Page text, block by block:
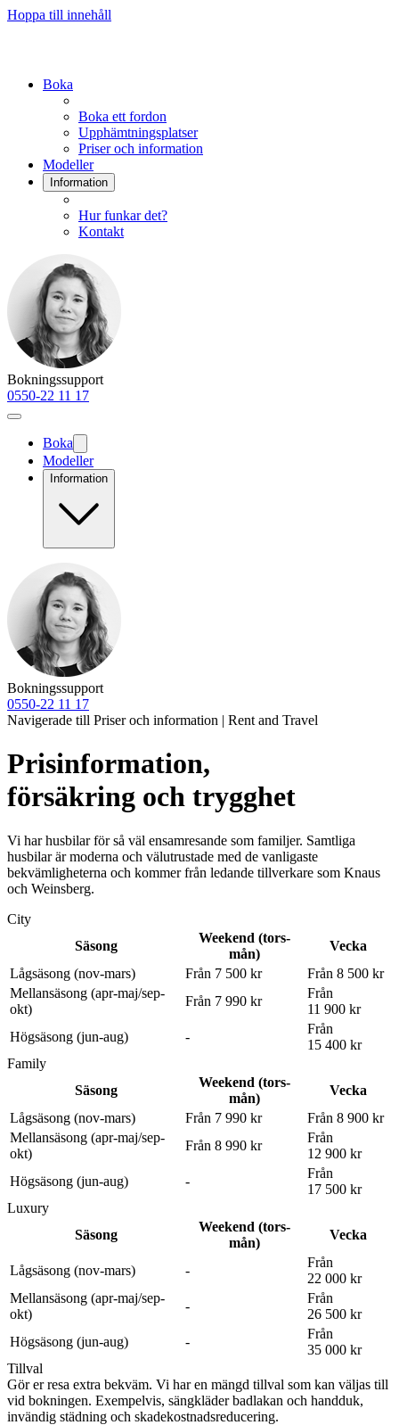
Hoppa till innehåll
Boka
Boka ett fordon
Upphämtningsplatser
Priser och information
Modeller
Information
Hur funkar det?
Kontakt
Bokningssupport
0550-22 11 17
Boka
Modeller
Information
Bokningssupport
0550-22 11 17
Navigerade till Priser och information | Rent and Travel
Prisinformation,
försäkring och trygghet
Vi har husbilar för så väl ensamresande som familjer. Samtliga
husbilar är moderna och välutrustade med de vanligaste
bekvämligheterna och kommer från ledande tillverkare som Knaus
och Weinsberg.
City
Säsong
Weekend (tors-
mån)
Vecka
Lågsäsong (nov-mars)
Från 7 500 kr
Från 8 500 kr
Mellansäsong (apr-maj/sep-
okt)
Från 7 990 kr
Från
11 900 kr
Högsäsong (jun-aug)
-
Från
15 400 kr
Family
Säsong
Weekend (tors-
mån)
Vecka
Lågsäsong (nov-mars)
Från 7 990 kr
Från 8 900 kr
Mellansäsong (apr-maj/sep-
okt)
Från 8 990 kr
Från
12 900 kr
Högsäsong (jun-aug)
-
Från
17 500 kr
Luxury
Säsong
Weekend (tors-
mån)
Vecka
Lågsäsong (nov-mars) -
Från
22 000 kr
Mellansäsong (apr-maj/sep-
okt)
-
Från
26 500 kr
Högsäsong (jun-aug)
-
Från
35 000 kr
Tillval
Gör er resa extra bekväm. Vi har en mängd tillval som kan väljas till
vid bokningen. Exempelvis, sängkläder badlakan och handduk,
invändig städning och skadekostnadsreducering.